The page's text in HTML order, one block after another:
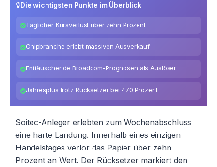
Die wichtigsten Punkte im Überblick
Täglicher Kursverlust über zehn Prozent
Chipbranche erlebt massiven Ausverkauf
Enttäuschende Broadcom-Prognosen als Auslöser
Jahresplus trotz Rücksetzer bei 470 Prozent
Soitec-Anleger erlebten zum Wochenabschluss
eine harte Landung. Innerhalb eines einzigen
Handelstages verlor das Papier über zehn
Prozent an Wert. Der Rücksetzer markiert den